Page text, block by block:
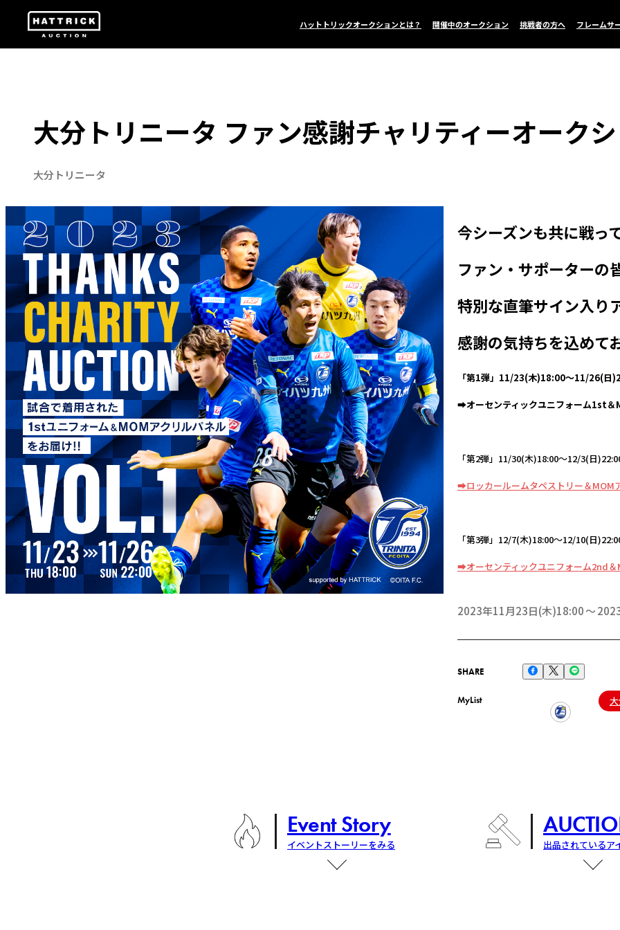
ハットトリックオークションとは？ 開催中のオークション 挑戦者の方へ フレームサ
大分トリニータ ファン感謝チャリティーオーク
大分トリニータ
今シーズンも共に戦っ
ファン・サポーターの
特別な直筆サイン入り
感謝の気持ちを込めて
「第1弾」11/23(木)18:00～11/26(日
➡オーセンティックユニフォーム1st＆
「第2弾」11/30(木)18:00～12/3(日
➡ロッカールームタペストリー＆MOM
「第3弾」12/7(木)18:00～12/10(日
➡オーセンティックユニフォーム2nd＆
2023年11月23日(木)18:00
SHARE
MyList
Event Story
イベントストーリーをみる 出品されているア